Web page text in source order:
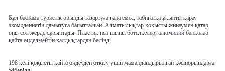
Бұл бастама туристік орынды тазартуға ғана емес, табиғатқа ұқыпты қарау
экомәдениетін дамытуға бағытталған. Алматылықтар қоқысты жинаумен қатар
оны сол жерде сұрыптады. Пластик пен шыны бөтелкелер, алюминий банкалар
қайта өңделмейтін қалдықтардан бөлінді.
198 келі қоқысты қайта өңдеуден өткізу үшін мамандандырылған кәсіпорындарға